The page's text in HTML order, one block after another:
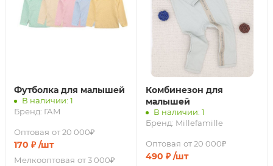
Футболка для малышей
В наличии: 1
Бренд: ГАМ
Оптовая от 20 000₽
170 ₽ /шт
Мелкооптовая от 3 000₽
Комбинезон для
малышей
В наличии: 1
Бренд: Millefamille
Оптовая от 20 000₽
490 ₽ /шт